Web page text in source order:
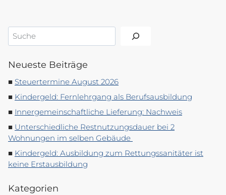
Suchen
Neueste Beiträge
Steuertermine August 2026
Kindergeld: Fernlehrgang als Berufsausbildung
Innergemeinschaftliche Lieferung: Nachweis
Unterschiedliche Restnutzungsdauer bei 2
Wohnungen im selben Gebäude
Kindergeld: Ausbildung zum Rettungssanitäter ist
keine Erstausbildung
Kategorien